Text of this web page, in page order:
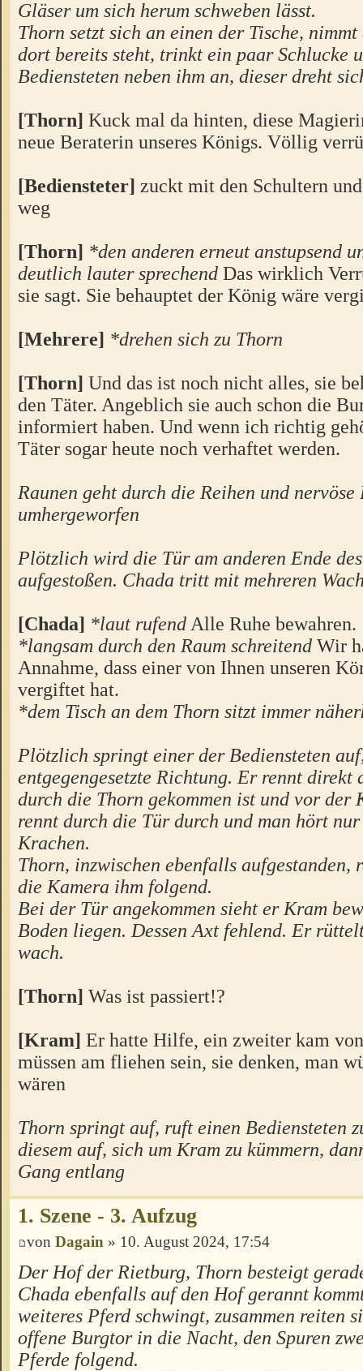
Gläser um sich herum schweben lässt.
Thorn setzt sich an einen der Tische,
dort bereits steht, trinkt ein paar Schlucke
Bediensteten neben ihm an, dieser dreht
[Thorn] Kuck mal da hinten, diese
neue Beraterin unseres Königs. Völlig
[Bediensteter] zuckt mit den Schultern
weg
[Thorn] *den anderen erneut anstupsend
deutlich lauter sprechend Das wirklich
sie sagt. Sie behauptet der König wäre
[Mehrere] *drehen sich zu Thorn
[Thorn] Und das ist noch nicht alles, sie
den Täter. Angeblich sie auch schon die
informiert haben. Und wenn ich richtig
Täter sogar heute noch verhaftet werden.
Raunen geht durch die Reihen und
umhergeworfen
Plötzlich wird die Tür am anderen Ende
aufgestoßen. Chada tritt mit mehreren
[Chada] *laut rufend Alle Ruhe bewahren.
*langsam durch den Raum schreitend Wir
Annahme, dass einer von Ihnen unseren
vergiftet hat.
*dem Tisch an dem Thorn sitzt immer
Plötzlich springt einer der Bediensteten
entgegengesetzte Richtung. Er rennt direkt
durch die Thorn gekommen ist und vor der
rennt durch die Tür durch und man hört
Krachen.
Thorn, inzwischen ebenfalls aufgestanden,
die Kamera ihm folgend.
Bei der Tür angekommen sieht er Kram
Boden liegen. Dessen Axt fehlend. Er
wach.
[Thorn] Was ist passiert!?
[Kram] Er hatte Hilfe, ein zweiter kam
müssen am fliehen sein, sie denken, man
wären
Thorn springt auf, ruft einen Bediensteten
diesem auf, sich um Kram zu kümmern,
Gang entlang
1. Szene - 3. Aufzug
von Dagain » 10. August 2024, 17:54
Der Hof der Rietburg, Thorn besteigt
Chada ebenfalls auf den Hof gerannt
weiteres Pferd schwingt, zusammen reiten
offene Burgtor in die Nacht, den Spuren
Pferde folgend.